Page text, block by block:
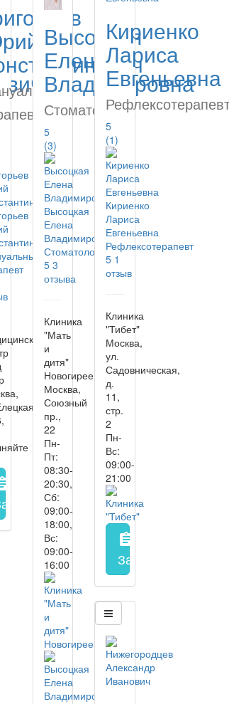
заполнить форму онлайн
на прием заполнить форму
Высоцкая
Елена
Владимировна
Стоматолог
5
(3)
Высоцкая
Елена
Владимировна
Стоматолог
5 3
отзыва
Клиника
"Мать
и
дитя"
Новогиреево
Москва,
Союзный
пр.,
22
Пн-
Пт:
08:30-
20:30,
Сб:
09:00-
18:00,
Вс:
09:00-
16:00
Кириенко
Лариса
Евгеньевна
5
(1)
Кириенко
Лариса
Евгеньевна
Рефлексотерапевт
5 1
отзыв
Клиника
"Тибет"
Москва,
ул.
Садовническая,
д.
11,
стр.
2
Пн-
Вс:
09:00-
21:00
assignment
Запись на прием